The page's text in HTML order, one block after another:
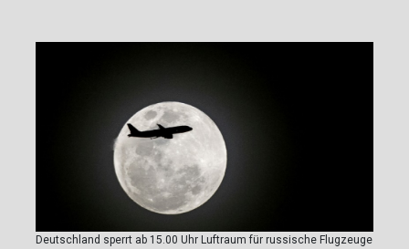
Deutschland sperrt ab 15.00 Uhr Luftraum für russische Flugzeuge